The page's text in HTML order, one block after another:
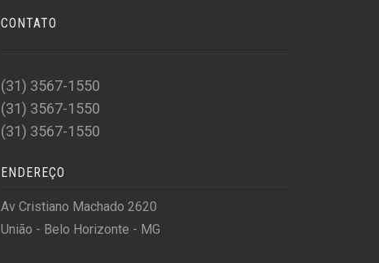
CONTATO
(31) 3567-1550
(31) 3567-1550
(31) 3567-1550
ENDEREÇO
Av Cristiano Machado 2620
União - Belo Horizonte - MG